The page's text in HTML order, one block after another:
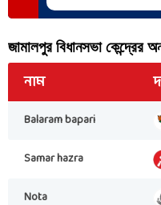
জামালপুরবিধানসভা কেন্দ্রের
নাম
Balaram bapari
Samar hazra
Nota